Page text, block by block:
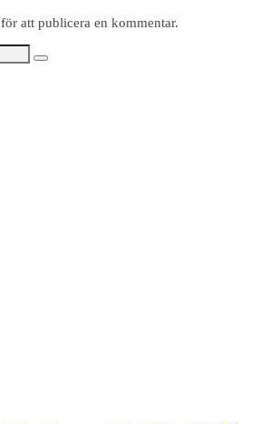
för att publicera en kommentar.